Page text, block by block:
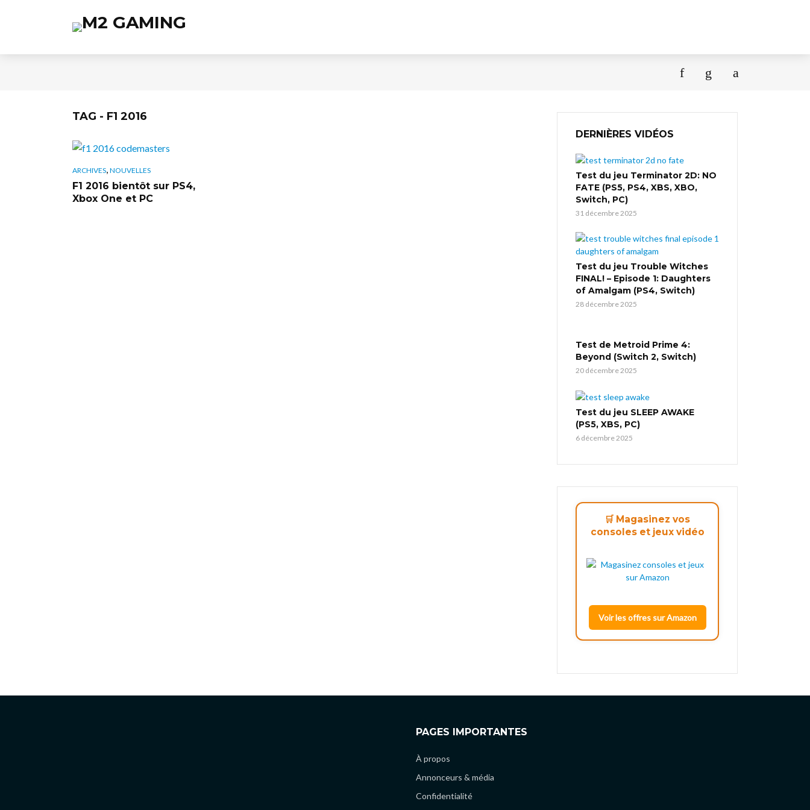
TAG - F1 2016
ARCHIVES, NOUVELLES
F1 2016 bientôt sur PS4,
Xbox One et PC
DERNIÈRES VIDÉOS
Test du jeu Terminator 2D: NO
FATE (PS5, PS4, XBS, XBO,
Switch, PC)
31 décembre 2025
Test du jeu Trouble Witches
FINAL! – Episode 1: Daughters
of Amalgam (PS4, Switch)
28 décembre 2025
Test de Metroid Prime 4:
Beyond (Switch 2, Switch)
20 décembre 2025
Test du jeu SLEEP AWAKE
(PS5, XBS, PC)
6 décembre 2025
🛒 Magasinez vos
consoles et jeux vidéo
Voir les offres sur Amazon
PAGES IMPORTANTES
À propos
Annonceurs & média
Confidentialité